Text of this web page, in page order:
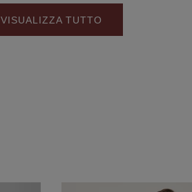
VISUALIZZA TUTTO